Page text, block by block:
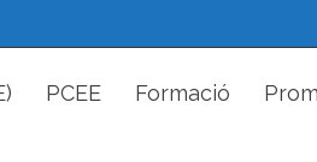
PCEE Formació